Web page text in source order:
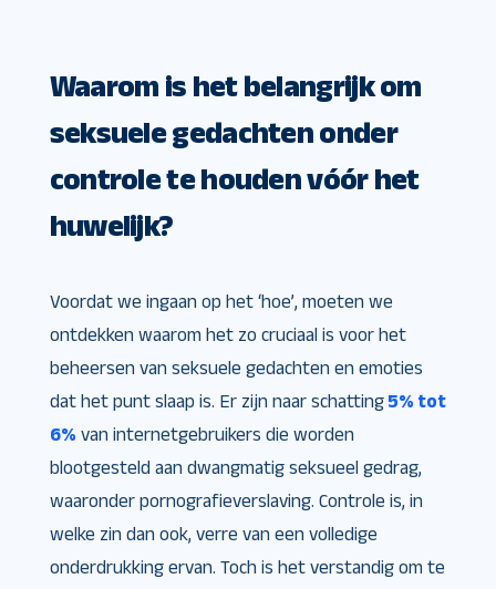
Waarom is het belangrijk om
seksuele gedachten onder
controle te houden vóór het
huwelijk?
Voordat we ingaan op het ‘hoe’, moeten we
ontdekken waarom het zo cruciaal is voor het
beheersen van seksuele gedachten en emoties
dat het punt slaap is. Er zijn naar schatting 5% tot
6% van internetgebruikers die worden
blootgesteld aan dwangmatig seksueel gedrag,
waaronder pornografieverslaving. Controle is, in
welke zin dan ook, verre van een volledige
onderdrukking ervan. Toch is het verstandig om te